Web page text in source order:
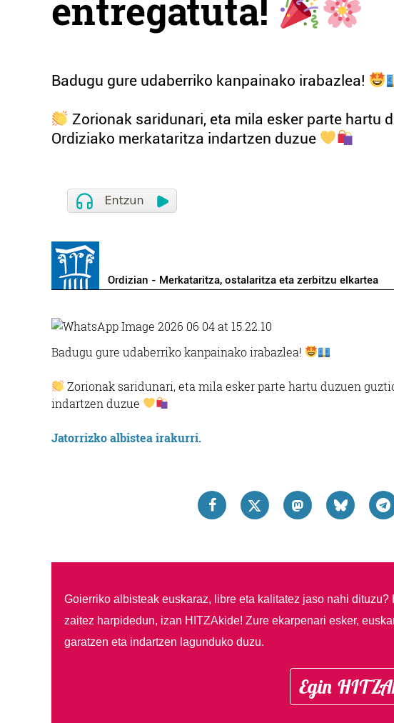
entregatuta!
Badugu gure udaberriko kanpainako irabazlea!
Zorionak saridunari, eta mila esker parte hartu
Ordiziako merkataritza indartzen duzue
Ordizian - Merkataritza, ostalaritza eta zerbitzu elkartea
Badugu gure udaberriko kanpainako irabazlea!
Zorionak saridunari, eta mila esker parte hartu duzuen
indartzen duzue
Jatorrizko albistea irakurri.
Goierriko albisteak euskaraz, libre eta kalitatez jaso nahi dituzu?
zaitez harpidedun, izan HITZAkide! Zure ekarpenari esker,
garatzen eta indartzen lagunduko duzu.
Egin